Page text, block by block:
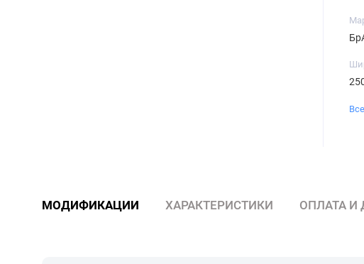
МОДИФИКАЦИИ ХАРАКТЕРИСТИКИ ОПЛАТА И